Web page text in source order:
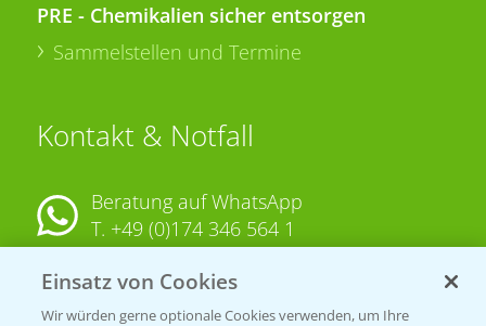
PRE - Chemikalien sicher entsorgen
Sammelstellen und Termine
Kontakt & Notfall
Beratung auf WhatsApp
T. +49 (0)174 346 564 1
KONTAKT
Einsatz von Cookies
Wir würden gerne optionale Cookies verwenden, um Ihre